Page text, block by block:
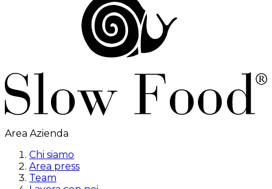
Area Azienda
Chi siamo
Area press
Team